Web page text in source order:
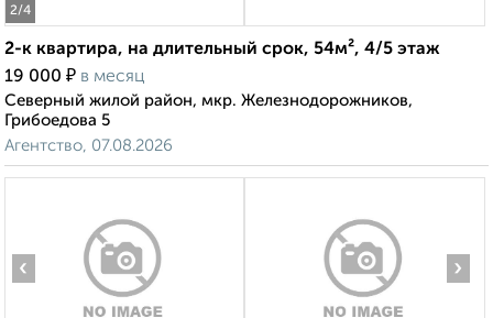
2/4
2-к квартира, на длительный срок, 54м², 4/5 этаж
19 000 ₽ в месяц
Северный жилой район, мкр. Железнодорожников,
Грибоедова 5
Агентство, 07.08.2026
‹ ›